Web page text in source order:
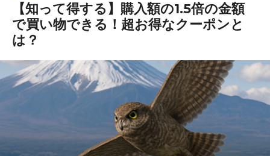
【知って得する】購入額の1.5倍の金額
で買い物できる！超お得なクーポンと
は？